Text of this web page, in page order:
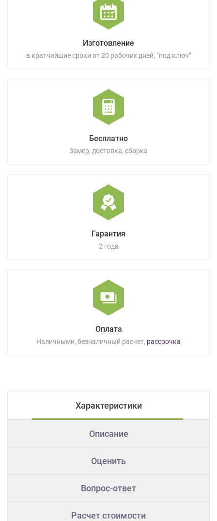
Изготовление
в кратчайшие сроки от 20 рабочих дней, “под ключ”
Бесплатно
Замер, доставка, сборка
Гарантия
2 года
Оплата
Наличными, безналичный расчет, рассрочка
Характеристики
Описание
Оценить
Вопрос-ответ
Расчет стоимости